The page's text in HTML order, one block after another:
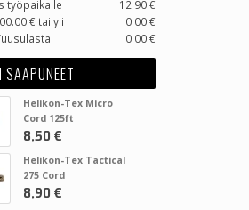
työpaikalle
12.90 €
€ tai yli
0.00 €
0.00 €
SAAPUNEET
Helikon-Tex Micro
Cord 125ft
8,50 €
Helikon-Tex Tactical
275 Cord
8,90 €